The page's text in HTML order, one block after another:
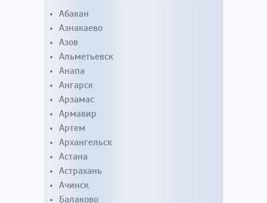
Абакан
Азнакаево
Азов
Альметьевск
Анапа
Ангарск
Арзамас
Армавир
Артем
Архангельск
Астана
Астрахань
Ачинск
Балаково